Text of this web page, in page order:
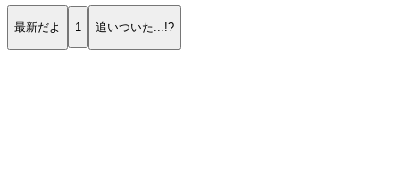
最新だよ 1 追いついた...!?